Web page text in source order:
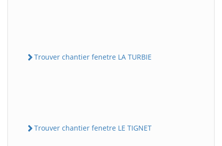
Trouver chantier fenetre LA TURBIE
Trouver chantier fenetre LE TIGNET